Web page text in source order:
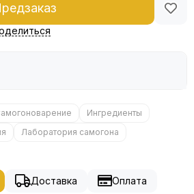
Ингредиенты
Лаборатория самогона
Доставка Оплата